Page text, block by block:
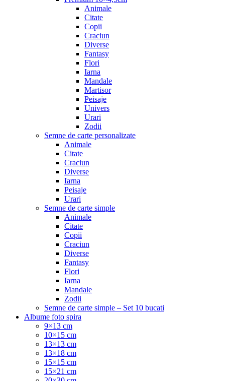
Animale
Citate
Copii
Craciun
Diverse
Fantasy
Flori
Iarna
Mandale
Martisor
Peisaje
Univers
Urari
Zodii
Semne de carte personalizate
Animale
Citate
Craciun
Diverse
Iarna
Peisaje
Urari
Semne de carte simple
Animale
Citate
Copii
Craciun
Diverse
Fantasy
Flori
Iarna
Mandale
Zodii
Semne de carte simple – Set 10 bucati
Albume foto spira
9×13 cm
10×15 cm
13×13 cm
13×18 cm
15×15 cm
15×21 cm